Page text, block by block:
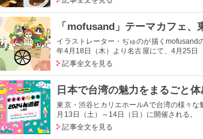
イラストレーター・ぢゅのが描く
年4月18日（木）より名古屋にて、4月25日
記事全文を見る
東京・渋谷ヒカリエホールAで台湾の様々
月13日（土）～14日（日）に開催される。
記事全文を見る